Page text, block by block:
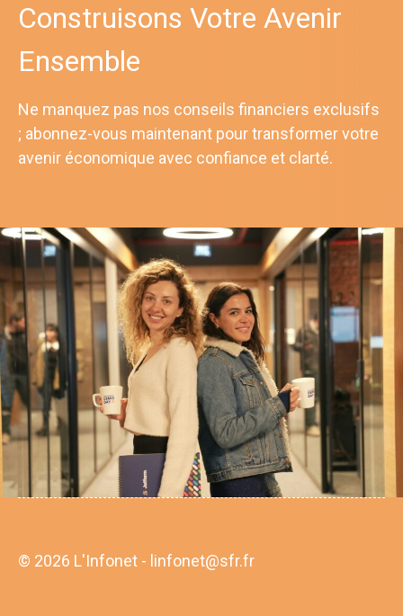
Construisons Votre Avenir
Ensemble
Ne manquez pas nos conseils financiers exclusifs
; abonnez-vous maintenant pour transformer votre
avenir économique avec confiance et clarté.
© 2026 L'Infonet - linfonet@sfr.fr